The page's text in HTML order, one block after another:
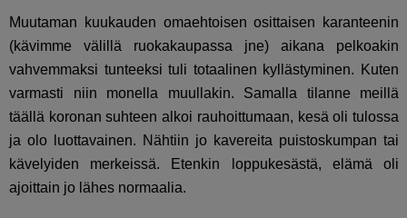
Muutaman kuukauden omaehtoisen osittaisen karanteenin
(kävimme välillä ruokakaupassa jne) aikana pelkoakin
vahvemmaksi tunteeksi tuli totaalinen kyllästyminen. Kuten
varmasti niin monella muullakin. Samalla tilanne meillä
täällä koronan suhteen alkoi rauhoittumaan, kesä oli tulossa
ja olo luottavainen. Nähtiin jo kavereita puistoskumpan tai
kävelyiden merkeissä. Etenkin loppukesästä, elämä oli
ajoittain jo lähes normaalia.